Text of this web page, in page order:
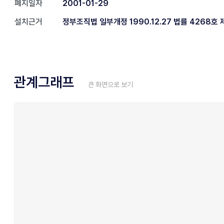
폐지일자
2001-01-29
설치근거
정부조직법 일부개정 1990.12.27 법률 4268호
관계그래프 큰 화면으로 보기